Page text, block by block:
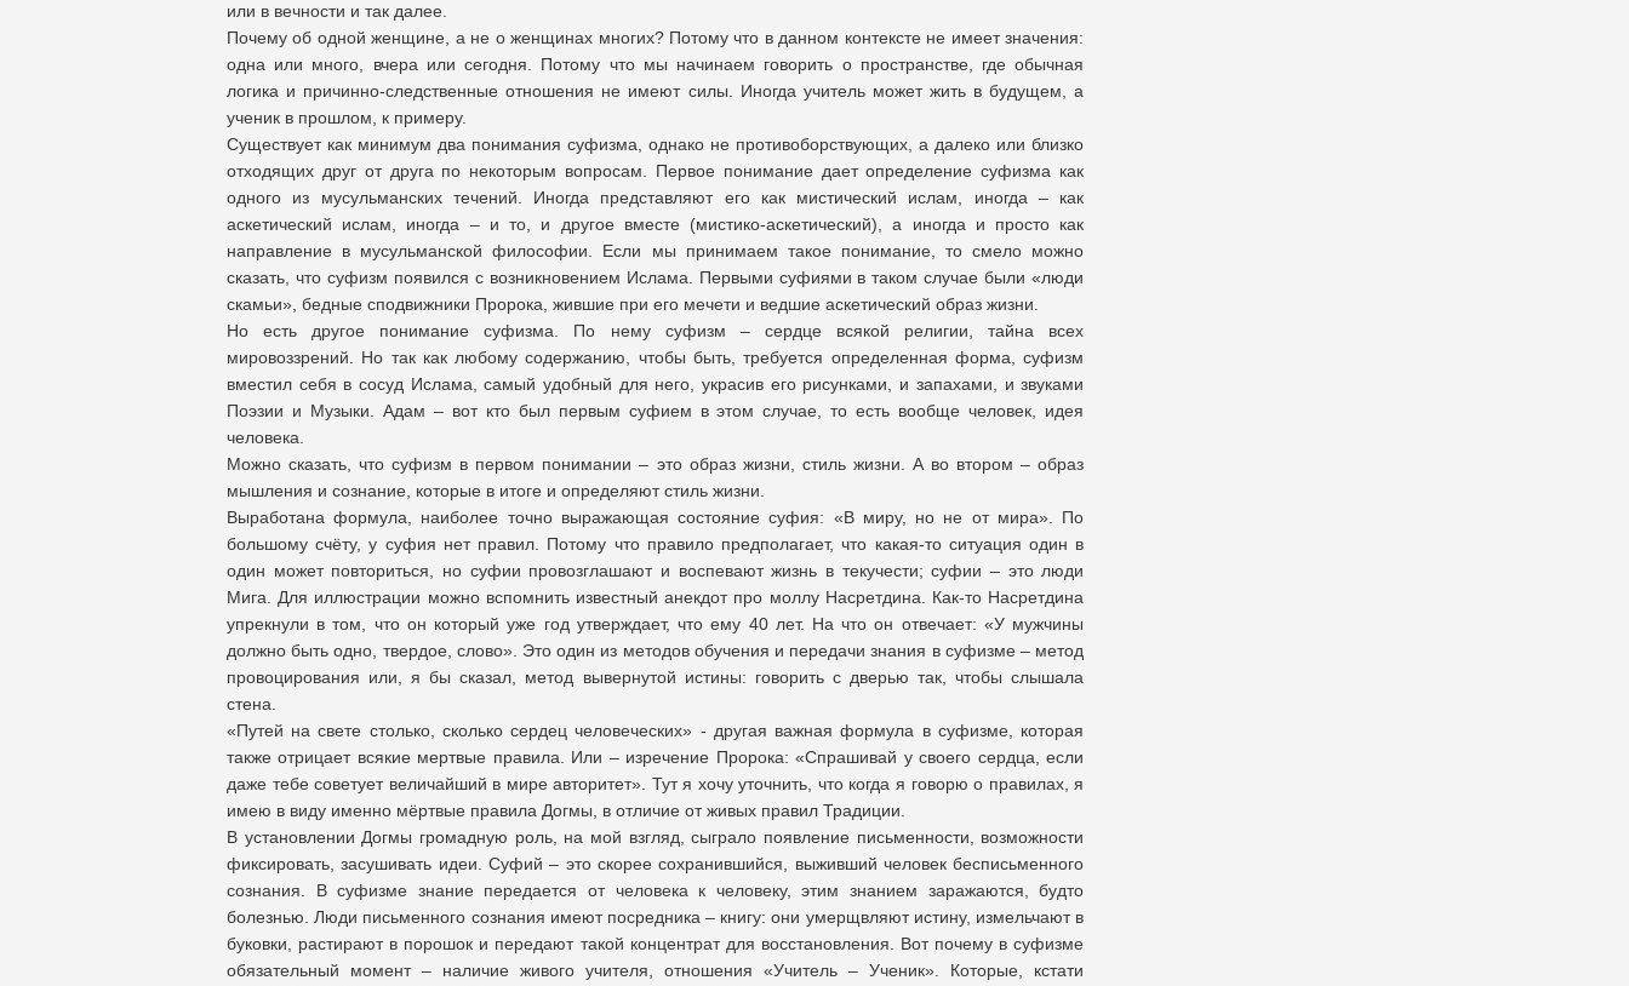
или в вечности и так далее.
Почему об одной женщине, а не о женщинах многих? Потому что в данном контексте не имеет значения:
одна или много, вчера или сегодня. Потому что мы начинаем говорить о пространстве, где обычная
логика и причинно-следственные отношения не имеют силы. Иногда учитель может жить в будущем, а
ученик в прошлом, к примеру.
Существует как минимум два понимания суфизма, однако не противоборствующих, а далеко или близко
отходящих друг от друга по некоторым вопросам. Первое понимание дает определение суфизма как
одного из мусульманских течений. Иногда представляют его как мистический ислам, иногда – как
аскетический ислам, иногда – и то, и другое вместе (мистико-аскетический), а иногда и просто как
направление в мусульманской философии. Если мы принимаем такое понимание, то смело можно
сказать, что суфизм появился с возникновением Ислама. Первыми суфиями в таком случае были «люди
скамьи», бедные сподвижники Пророка, жившие при его мечети и ведшие аскетический образ жизни.
Но есть другое понимание суфизма. По нему суфизм – сердце всякой религии, тайна всех
мировоззрений. Но так как любому содержанию, чтобы быть, требуется определенная форма, суфизм
вместил себя в сосуд Ислама, самый удобный для него, украсив его рисунками, и запахами, и звуками
Поэзии и Музыки. Адам – вот кто был первым суфием в этом случае, то есть вообще человек, идея
человека.
Можно сказать, что суфизм в первом понимании – это образ жизни, стиль жизни. А во втором – образ
мышления и сознание, которые в итоге и определяют стиль жизни.
Выработана формула, наиболее точно выражающая состояние суфия: «В миру, но не от мира». По
большому счёту, у суфия нет правил. Потому что правило предполагает, что какая-то ситуация один в
один может повториться, но суфии провозглашают и воспевают жизнь в текучести; суфии – это люди
Мига. Для иллюстрации можно вспомнить известный анекдот про моллу Насретдина. Как-то Насретдина
упрекнули в том, что он который уже год утверждает, что ему 40 лет. На что он отвечает: «У мужчины
должно быть одно, твердое, слово». Это один из методов обучения и передачи знания в суфизме – метод
провоцирования или, я бы сказал, метод вывернутой истины: говорить с дверью так, чтобы слышала
стена.
«Путей на свете столько, сколько сердец человеческих» - другая важная формула в суфизме, которая
также отрицает всякие мертвые правила. Или – изречение Пророка: «Спрашивай у своего сердца, если
даже тебе советует величайший в мире авторитет». Тут я хочу уточнить, что когда я говорю о правилах, я
имею в виду именно мёртвые правила Догмы, в отличие от живых правил Традиции.
В установлении Догмы громадную роль, на мой взгляд, сыграло появление письменности, возможности
фиксировать, засушивать идеи. Суфий – это скорее сохранившийся, выживший человек бесписьменного
сознания. В суфизме знание передается от человека к человеку, этим знанием заражаются, будто
болезнью. Люди письменного сознания имеют посредника – книгу: они умерщвляют истину, измельчают в
буковки, растирают в порошок и передают такой концентрат для восстановления. Вот почему в суфизме
обязательный момент – наличие живого учителя, отношения «Учитель – Ученик». Которые, кстати